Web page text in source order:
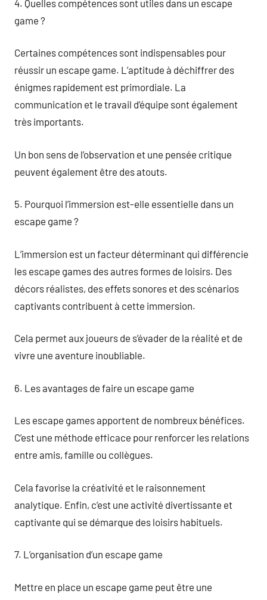
4. Quelles compétences sont utiles dans un escape
game ?
Certaines compétences sont indispensables pour
réussir un escape game. L’aptitude à déchiffrer des
énigmes rapidement est primordiale. La
communication et le travail d’équipe sont également
très importants.
Un bon sens de l’observation et une pensée critique
peuvent également être des atouts.
5. Pourquoi l’immersion est-elle essentielle dans un
escape game ?
L’immersion est un facteur déterminant qui différencie
les escape games des autres formes de loisirs. Des
décors réalistes, des effets sonores et des scénarios
captivants contribuent à cette immersion.
Cela permet aux joueurs de s’évader de la réalité et de
vivre une aventure inoubliable.
6. Les avantages de faire un escape game
Les escape games apportent de nombreux bénéfices.
C’est une méthode efficace pour renforcer les relations
entre amis, famille ou collègues.
Cela favorise la créativité et le raisonnement
analytique. Enfin, c’est une activité divertissante et
captivante qui se démarque des loisirs habituels.
7. L’organisation d’un escape game
Mettre en place un escape game peut être une